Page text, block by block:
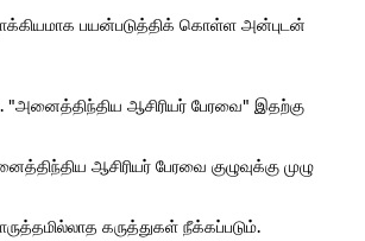
பயன்படுத்திக் கொள்ள அன்புடன்
"அனைத்திந்திய ஆசிரியர் பேரவை" இதற்கு
ஆசிரியர் பேரவை குழுவுக்கு முழு
கருத்துகள் நீக்கப்படும்.